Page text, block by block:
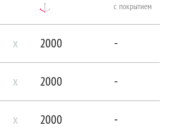
с покрытием
x 2000 -
x 2000 -
x 2000 -